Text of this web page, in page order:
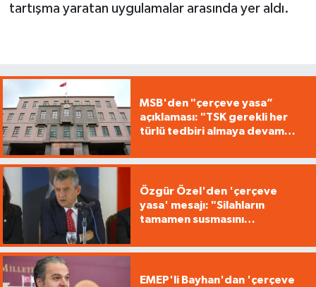
tartışma yaratan uygulamalar arasında yer aldı.
MSB'den "çerçeve yasa”
açıklaması: "TSK gerekli her
türlü tedbiri almaya devam
Özgür Özel'den 'çerçeve
yasa' mesajı: "Silahların
tamamen susmasını
EMEP'li Bayhan'dan 'çerçeve